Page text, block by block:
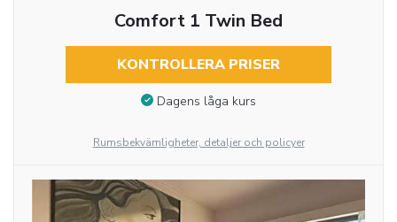
Comfort 1 Twin Bed
KONTROLLERA PRISER
Dagens låga kurs
Rumsbekvämligheter, detaljer och policyer